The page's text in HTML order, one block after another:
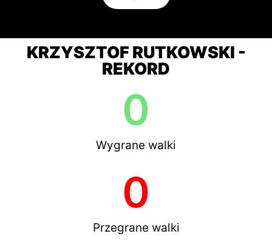
KRZYSZTOF RUTKOWSKI -
REKORD
Wygrane walki
0
Przegrane walki
0